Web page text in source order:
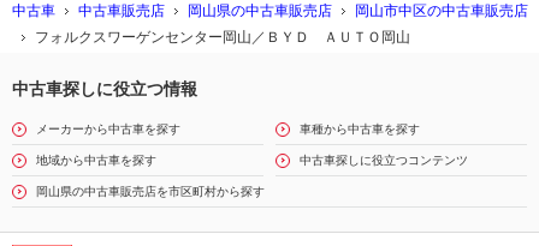
中古車 中古車販売店 岡山県の中古車販売店
岡山市中区の中古車販売店
フォルクスワーゲンセンター岡山／ＢＹＤ ＡＵＴＯ岡山
中古車探しに役立つ情報
メーカーから中古車を探す 車種から中古車を探す
地域から中古車を探す 中古車探しに役立つコンテンツ
岡山県の中古車販売店を市区町村から探す